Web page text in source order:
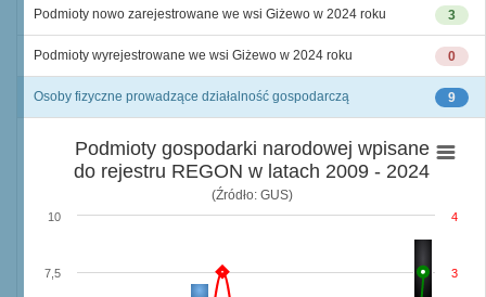
3
Podmioty nowo zarejestrowane we wsi Giżewo w 2024 roku
0
Podmioty wyrejestrowane we wsi Giżewo w 2024 roku
9
Osoby fizyczne prowadzące działalność gospodarczą
Podmioty gospodarki narodowej wpisane
do rejestru REGON w latach 2009 - 2024
(Źródło: GUS)
7,5
10
3
4